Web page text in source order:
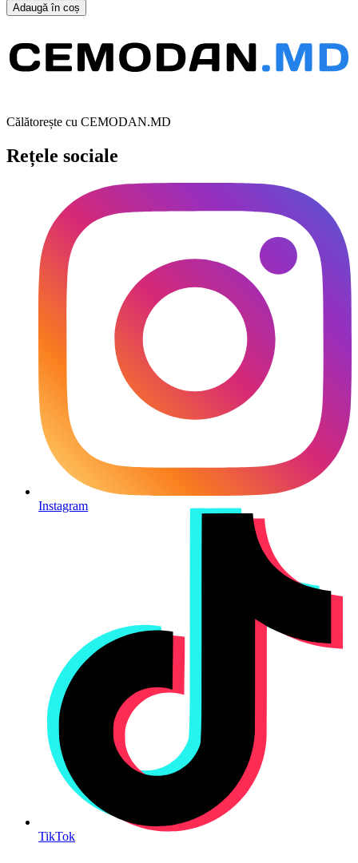
Adaugă în coș
Călătorește cu CEMODAN.MD
Rețele sociale
Instagram
TikTok